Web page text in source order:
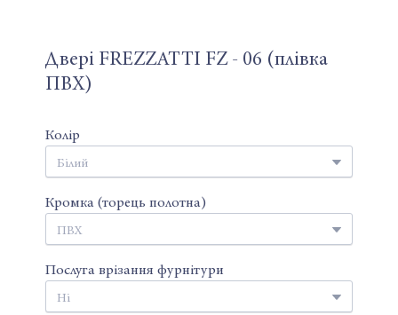
Двері FREZZATTI FZ - 06 (плівка
ПВХ)
Колір
Кромка (торець полотна)
Послуга врізання фурнітури